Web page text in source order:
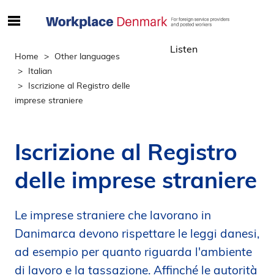
e
f
n
h
l
p
å
Home
Other languages
Italian
Iscrizione al Registro delle
imprese straniere
Listen
Iscrizione al Registro
delle imprese straniere
Le imprese straniere che lavorano in
Danimarca devono rispettare le leggi danesi,
ad esempio per quanto riguarda l'ambiente
di lavoro e la tassazione. Affinché le autorità